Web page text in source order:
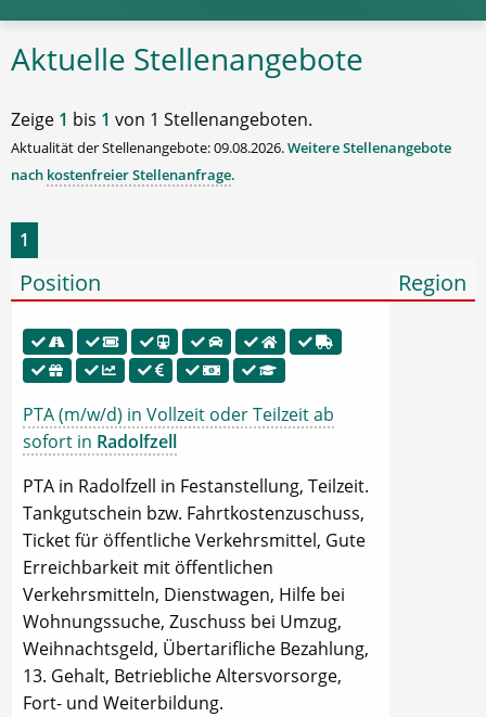
Aktuelle Stellenangebote
Zeige 1 bis 1 von 1 Stellenangeboten.
Aktualität der Stellenangebote: 09.08.2026.Weitere Stellenangebote
nach kostenfreier Stellenanfrage.
1
Position Region
PTA (m/w/d) in Vollzeit oder Teilzeit ab
sofort in Radolfzell
PTA in Radolfzell in Festanstellung, Teilzeit.
Tankgutschein bzw. Fahrtkostenzuschuss,
Ticket für öffentliche Verkehrsmittel, Gute
Erreichbarkeit mit öffentlichen
Verkehrsmitteln, Dienstwagen, Hilfe bei
Wohnungssuche, Zuschuss bei Umzug,
Weihnachtsgeld, Übertarifliche Bezahlung,
13. Gehalt, Betriebliche Altersvorsorge,
Fort- und Weiterbildung.